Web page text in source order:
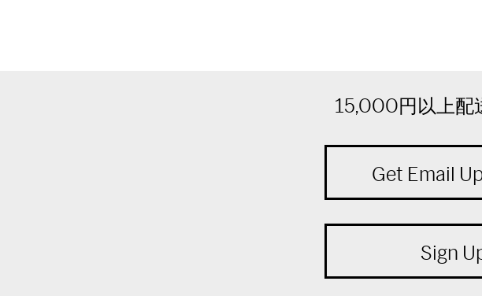
15,000円以上配
Get Email
Sign